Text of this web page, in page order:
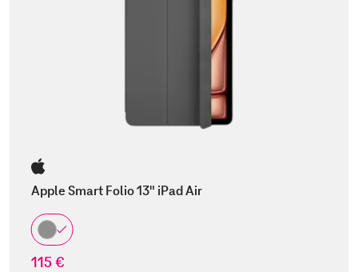
Apple Smart Folio 13" iPad Air
115 €